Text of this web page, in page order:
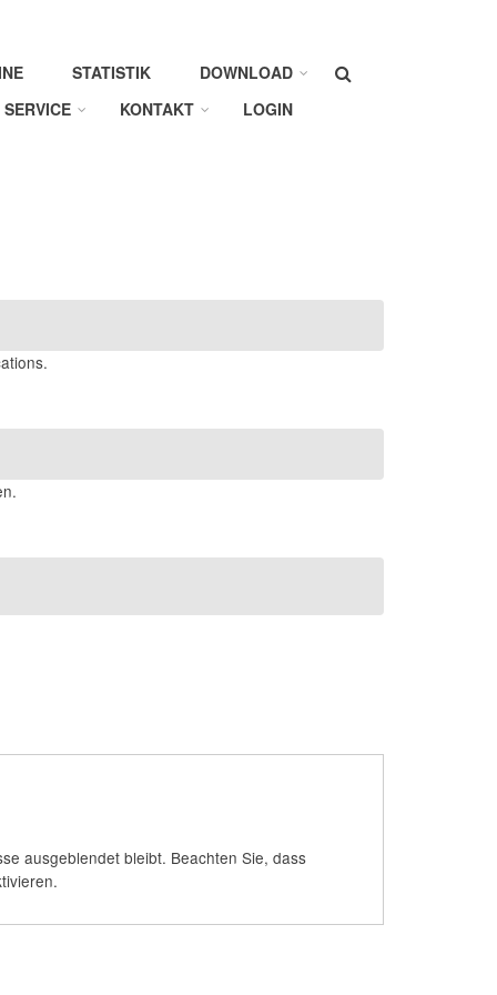
Suche
STATISTIK
DOWNLOAD
SERVICE
KONTAKT LOGIN
ausgeblendet bleibt. Beachten Sie, dass